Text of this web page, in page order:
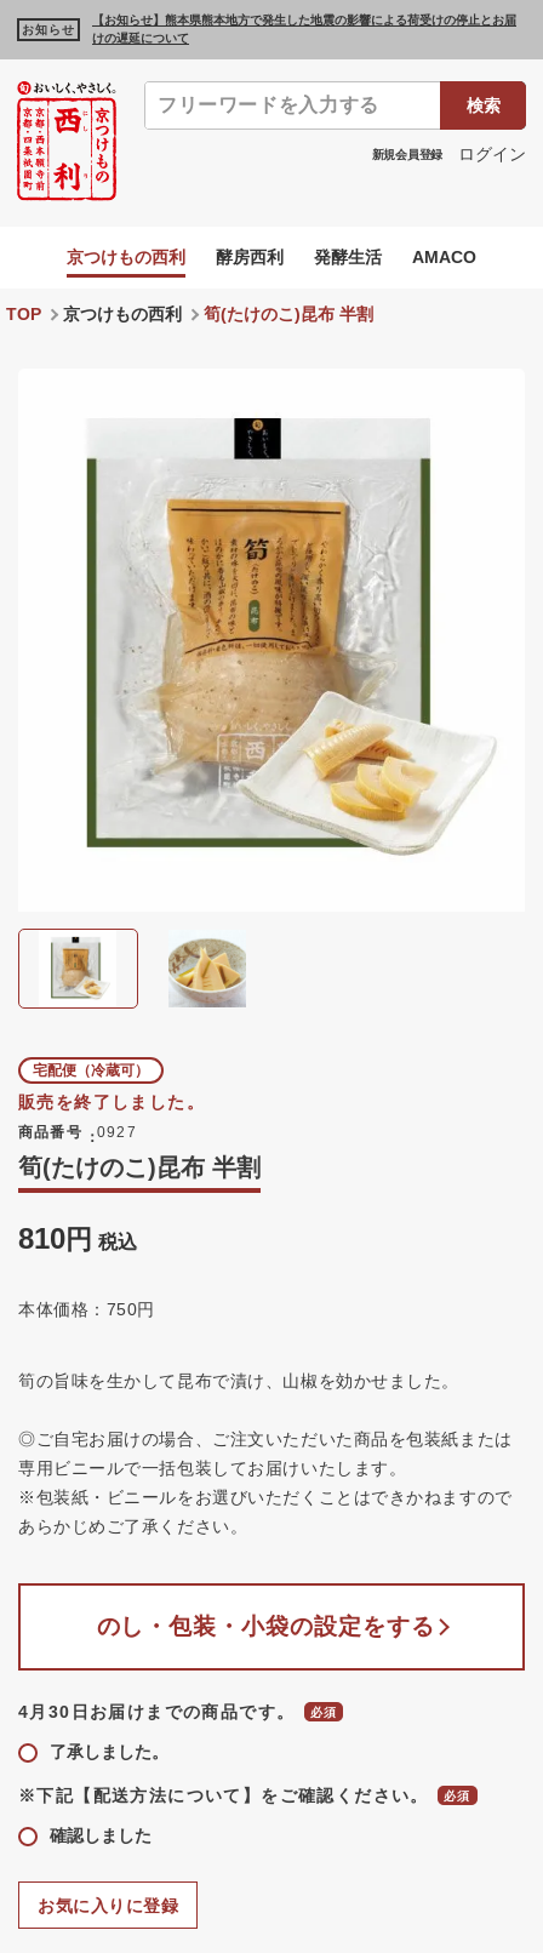
お知らせ
【お知らせ】熊本県熊本地方で発生した地震の影響による荷受けの停止とお届
けの遅延について
検索
新規会員登録 ログイン
京つけもの西利 酵房西利 発酵生活 AMACO
TOP 京つけもの西利 筍(たけのこ)昆布 半割
宅配便（冷蔵可）
販売を終了しました。
商品番号 0927
筍(たけのこ)昆布 半割
810 税込
本体価格：750円
筍の旨味を生かして昆布で漬け、山椒を効かせました。
◎ご自宅お届けの場合、ご注文いただいた商品を包装紙または
専用ビニールで一括包装してお届けいたします。
※包装紙・ビニールをお選びいただくことはできかねますので
あらかじめご了承ください。
のし・包装・小袋の設定をする
4月30日お届けまでの商品です。
了承しました。
※下記【配送方法について】をご確認ください。
確認しました
お気に入りに登録